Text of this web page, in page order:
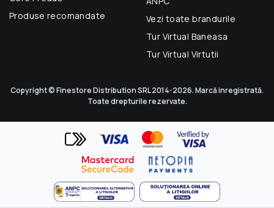
Produse recomandate
Vezi toate brandurile
Tur Virtual Baneasa
Tur Virtual Virtutii
Copyright © Finestore Distribution SRL 2014-2026. Marcă inregistrată.
Toate drepturile rezervate.